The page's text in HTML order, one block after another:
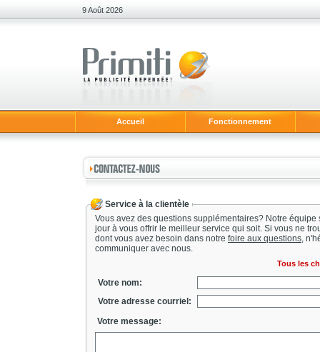
9 Août 2026
Accueil Fonctionnement
Service à la clientèle
Vous avez des questions supplémentaires? Notre équipe
jour à vous offrir le meilleur service qui soit. Si vous ne
dont vous avez besoin dans notre foire aux questions,
communiquer avec nous.
Tous les
Votre nom:
Votre adresse courriel:
Votre message: